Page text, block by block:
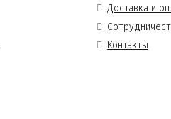
Доставка и
Контакты